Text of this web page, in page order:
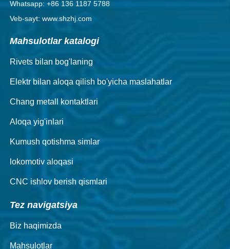
Whatsapp: +86 136 1187 5788
Veb-sayt: www.shzhj.com
Mahsulotlar katalogi
Rivets bilan bog'laning
Elektr bilan aloqa qilish bo'yicha maslahatlar
Chang metall kontaktlari
Aloqa yig'inlari
Kumush qotishma simlar
lokomotiv aloqasi
CNC ishlov berish qismlari
Tez navigatsiya
Biz haqimizda
Mahsulotlar